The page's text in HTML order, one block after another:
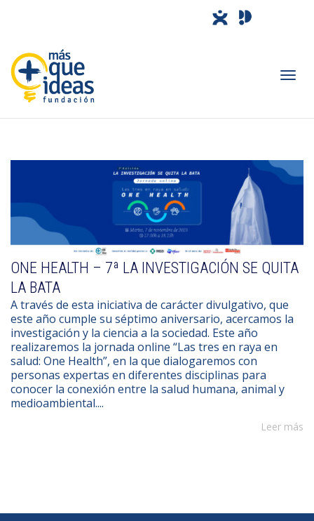
ONE HEALTH – 7ª LA INVESTIGACIÓN SE QUITA
LA BATA
A través de esta iniciativa de carácter divulgativo, que
este año cumple su séptimo aniversario, acercamos la
investigación y la ciencia a la sociedad. Este año
realizaremos la jornada online “Las tres en raya en
salud: One Health”, en la que dialogaremos con
personas expertas en diferentes disciplinas para
conocer la conexión entre la salud humana, animal y
medioambiental....
Leer más